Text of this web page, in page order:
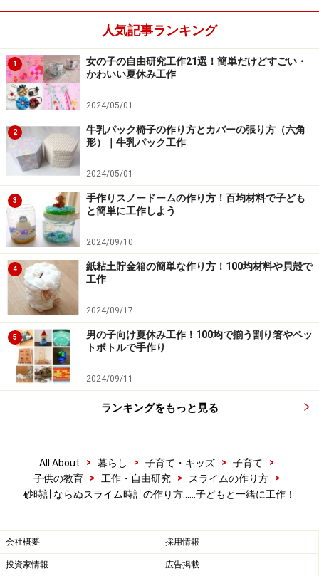
9.顔や装飾テープが貼れたら完成です。キラキラのスラ
イムを落としてみましょう。
スライムは砂と違ってゆっくりと落ちていくので、全部
落ちるまで時間がかかります。この分量で約30分かかり
ました。もっとスライムをドロっとさせたい場合は、お
湯を少しずつ足してみてくださいね。
キラキラのスライムが落ちていくのがおもしろい！全部落ち
るまで何分かかるかな？
スライム作りの諸注意
スライム作りを始める前に、子どもにホウ砂の使い方、
ウ砂は誤った使い方をすると危険です。
ホウ砂（スライム）を口に入れない。
ホウ砂（スライム）を触った手で目をこすらない。
皮膚についたホウ砂は石けんで洗い流す。
スライムで遊んだ後は石けんで手を洗う。
人気記事ランキング
1
女の子の自由研究工作21選！簡単だけどすごい・
かわいい夏休み工作
2024/05/01
2
牛乳パック椅子の作り方とカバーの張り方（六角
形）｜牛乳パック工作
2024/05/01
3
手作りスノードームの作り方！百均材料で子ども
と簡単に工作しよう
2024/09/10
4
紙粘土貯金箱の簡単な作り方！100均材料や貝殻で
工作
2024/09/17
5
男の子向け夏休み工作！100均で揃う割り箸やペッ
トボトルで手作り
2024/09/11
ランキングをもっと見る
All About > 暮らし > 子育て・キッズ > 子育て
>
子供の教育
> 工作・自由研究 > スライムの作り方
>
砂時計ならぬスライム時計の作り方……子どもと一緒に工作！
会社概要 採用情報
投資家情報 広告掲載